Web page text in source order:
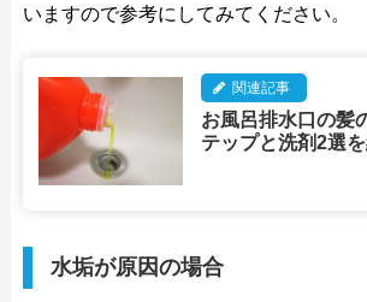
いますので参考にしてみてください。
関連記事
お風呂排水口の髪
テップと洗剤2選を
水垢が原因の場合